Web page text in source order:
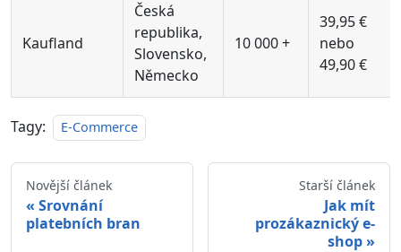
Kaufland
Česká
republika,
Slovensko,
Německo
10 000 +
39,95 €
nebo
49,90 €
Tagy: E-Commerce
Novější článek
Srovnání
platebních bran
Starší článek
Jak mít
prozákaznický e-
shop